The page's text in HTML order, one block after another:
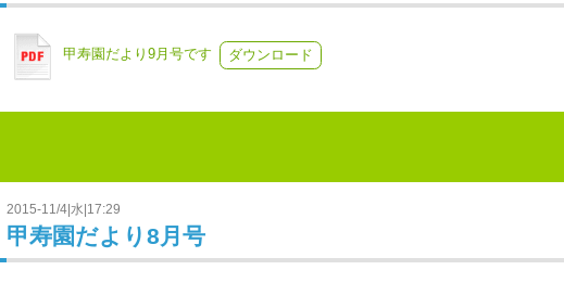
甲寿園だより9月号です ダウンロード
2015-11/4|水|17:29
甲寿園だより8月号